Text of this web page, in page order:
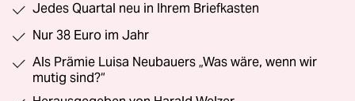
Jedes Quartal neu in Ihrem Briefkasten
Nur 38 Euro im Jahr
Als Prämie Luisa Neubauers „Was wäre, wenn wir
mutig sind?“